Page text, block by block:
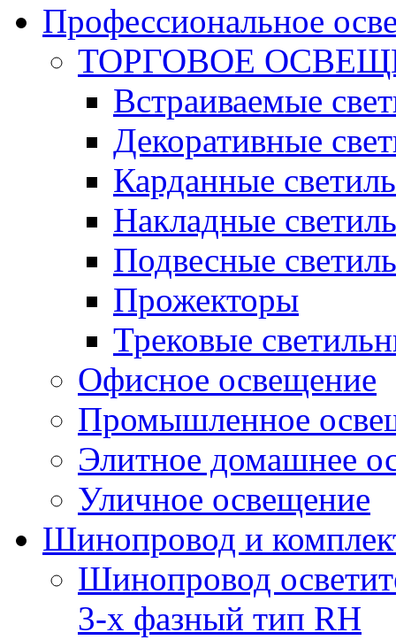
Профессиональное
ТОРГОВОЕ
Встраиваемые
Декоративные
Карданные
Накладные
Подвесные
Прожекторы
Трековые
Офисное освещение
Промышленное
Элитное домашнее
Уличное освещение
Шинопровод и
Шинопровод
3-х фазный тип RH